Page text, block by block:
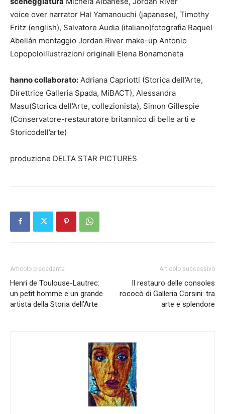
voice over narrator Hal Yamanouchi (japanese), Timothy
Fritz (english), Salvatore Audia (italiano)fotografia Raquel
Abellán montaggio Jordan River make-up Antonio
Lopopoloillustrazioni originali Elena Bonamoneta
hanno collaborato: Adriana Capriotti (Storica dell’Arte,
Direttrice Galleria Spada, MiBACT), Alessandra
Masu(Storica dell’Arte, collezionista), Simon Gillespie
(Conservatore-restauratore britannico di belle arti e
Storicodell’arte)
produzione DELTA STAR PICTURES
Articolo precedente
Henri de Toulouse-Lautrec:
un petit homme e un grande
artista della Storia dell’Arte
Articolo successivo
Il restauro delle consoles
rococò di Galleria Corsini: tra
arte e splendore